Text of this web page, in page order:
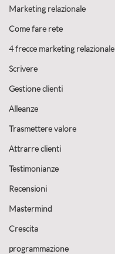
Marketing relazionale
Come fare rete
4 frecce marketing relazionale
Scrivere
Gestione clienti
Alleanze
Trasmettere valore
Attrarre clienti
Testimonianze
Recensioni
Mastermind
Crescita
programmazione